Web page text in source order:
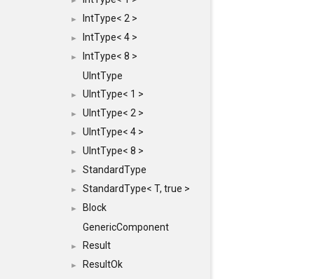
► IntType< 2 >
► IntType< 4 >
►
IntType< 8 >
UIntType
► UIntType< 1 >
► UIntType< 2 >
► UIntType< 4 >
► UIntType< 8 >
► StandardType
► StandardType< T, true >
►
Block
GenericComponent
► Result
►
ResultOk